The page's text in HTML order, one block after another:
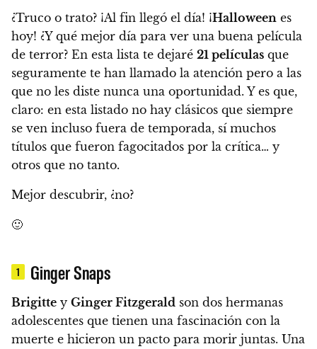
¿Truco o trato? ¡Al fin llegó el día! ¡Halloween es
hoy! ¿Y qué mejor día para ver una buena película
de terror? En esta lista te dejaré 21 películas que
seguramente te han llamado la atención pero a las
que no les diste nunca una oportunidad. Y es que,
claro: en esta listado no hay clásicos que siempre
se ven incluso fuera de temporada, sí muchos
títulos que fueron fagocitados por la crítica… y
otros que no tanto.
Mejor descubrir, ¿no?
🙂
1 Ginger Snaps
Brigitte y Ginger Fitzgerald son dos hermanas
adolescentes que tienen una fascinación con la
muerte e hicieron un pacto para morir juntas. Una